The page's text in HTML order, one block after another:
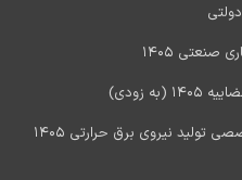
1405
زودی)
آخرین اخبار استخدام شرکت مادر تخصصی تولید نیروی برق حرارتی 1405